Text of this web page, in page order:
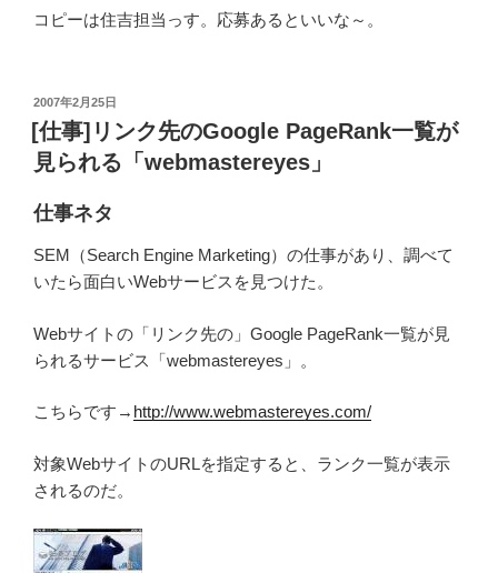
コピーは住吉担当っす。応募あるといいな～。
投
稿
日:
2007年2月25日
[仕事]リンク先のGoogle PageRank一覧が
見られる「webmastereyes」
仕事ネタ
SEM（Search Engine Marketing）の仕事があり、調べて
いたら面白いWebサービスを見つけた。
Webサイトの「リンク先の」Google PageRank一覧が見
られるサービス「webmastereyes」。
こちらです→ http://www.webmastereyes.com/
対象WebサイトのURLを指定すると、ランク一覧が表示
されるのだ。